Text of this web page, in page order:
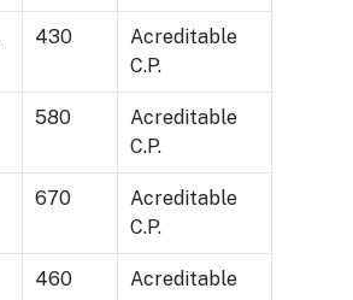
430
Acreditable
C.P.
580
Acreditable
C.P.
670
Acreditable
C.P.
460
Acreditable